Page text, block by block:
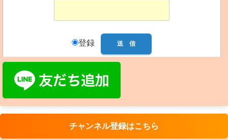
登録
チャンネル登録はこちら